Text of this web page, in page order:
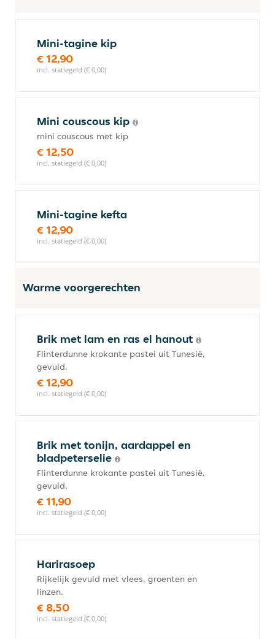
Mini-tagine kip
€ 12,90
incl. statiegeld (€ 0,00)
Mini couscous kip
mini couscous met kip
€ 12,50
incl. statiegeld (€ 0,00)
Mini-tagine kefta
€ 12,90
incl. statiegeld (€ 0,00)
Warme voorgerechten
Brik met lam en ras el hanout
Flinterdunne krokante pastei uit Tunesië,
gevuld.
€ 12,90
incl. statiegeld (€ 0,00)
Brik met tonijn, aardappel en
bladpeterselie
Flinterdunne krokante pastei uit Tunesië,
gevuld.
€ 11,90
incl. statiegeld (€ 0,00)
Harirasoep
Rijkelijk gevuld met vlees, groenten en
linzen.
€ 8,50
incl. statiegeld (€ 0,00)